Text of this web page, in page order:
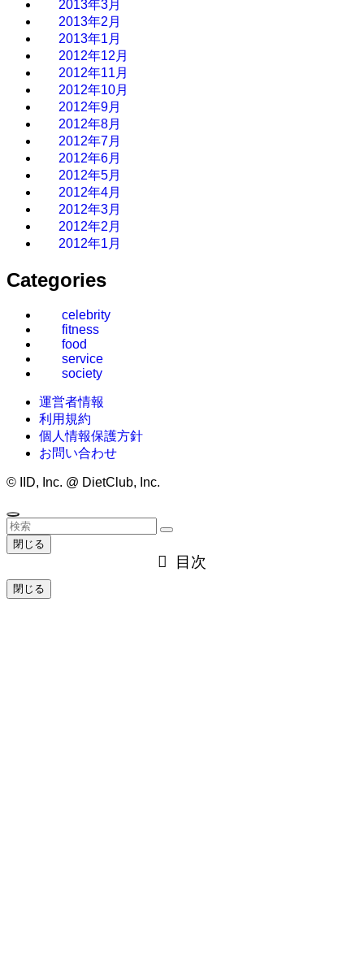
2013年3月
2013年2月
2013年1月
2012年12月
2012年11月
2012年10月
2012年9月
2012年8月
2012年7月
2012年6月
2012年5月
2012年4月
2012年3月
2012年2月
2012年1月
Categories
celebrity
fitness
food
service
society
運営者情報
利用規約
個人情報保護方針
お問い合わせ
© IID, Inc. @ DietClub, Inc.
閉じる
目次
閉じる